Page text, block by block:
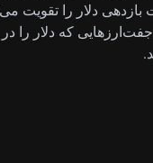
مزیت بازدهی دلار را
که دلار را در